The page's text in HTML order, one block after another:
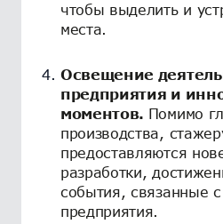
чтобы выделить и
места.
Освещение
предприятия и
моментов. Помимо
производства,
предоставляются
разработки,
события, связанные с
предприятия.